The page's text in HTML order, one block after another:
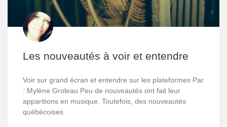
Les nouveautés à voir et entendre
Voir sur grand écran et entendre sur les plateformes Par
: Mylène Groleau Peu de nouveautés ont fait leur
apparitions en musique. Toutefois, des nouveautés
québécoises